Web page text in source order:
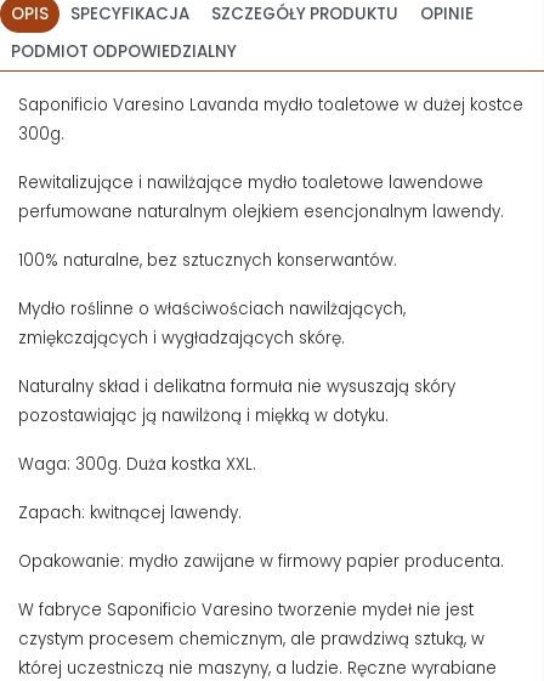
OPIS SPECYFIKACJA SZCZEGÓŁY PRODUKTU
OPINIE
PODMIOT ODPOWIEDZIALNY
Saponificio Varesino Lavanda mydło toaletowe w dużej kostce
300g.
Rewitalizujące i nawilżające mydło toaletowe lawendowe
perfumowane naturalnym olejkiem esencjonalnym lawendy.
100% naturalne, bez sztucznych konserwantów.
Mydło roślinne o właściwościach nawilżających,
zmiękczających i wygładzających skórę.
Naturalny skład i delikatna formuła nie wysuszają skóry
pozostawiając ją nawilżoną i miękką w dotyku.
Waga: 300g. Duża kostka XXL.
Zapach: kwitnącej lawendy.
Opakowanie: mydło zawijane w firmowy papier producenta.
W fabryce Saponificio Varesino tworzenie mydeł nie jest
czystym procesem chemicznym, ale prawdziwą sztuką, w
której uczestniczą nie maszyny, a ludzie. Ręczne wyrabiane